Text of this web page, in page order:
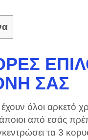
ΣΑΣ
όλοι αρκετό
από εσάς
τα 3